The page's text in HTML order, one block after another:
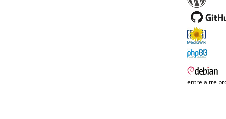
entre altre